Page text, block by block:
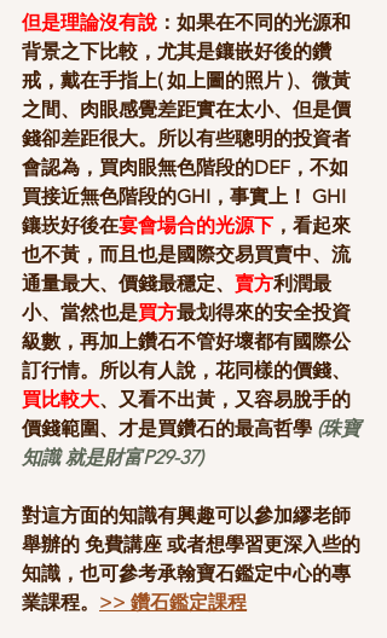
但是理論沒有說 ：如果在不同的光源和
背景之下比較，尤其是鑲嵌好後的鑽
戒，戴在手指上( 如上圖的照片 )、微黃
之間、肉眼感覺差距實在太小、但是價
錢卻差距很大。所以有些聰明的投資者
會認為，買肉眼無色階段的DEF，不如
買接近無色階段的GHI，事實上！ GHI
鑲崁好後在宴會場合的光源下 ，看起來
也不黃，而且也是國際交易買賣中、流
通量最大、價錢最穩定、 賣方利潤最
小、當然也是買方最划得來的安全投資
級數，再加上鑽石不管好壞都有國際公
訂行情。所以有人說，花同樣的價錢、
買比較大、又看不出黃，又容易脫手的
價錢範圍、才是買鑽石的最高哲學 (珠寶
知識 就是財富P29-37)
對這方面的知識有興趣可以參加繆老師
舉辦的 免費講座 或者想學習更深入些的
知識，也可參考承翰寶石鑑定中心的專
業課程。 >> 鑽石鑑定課程